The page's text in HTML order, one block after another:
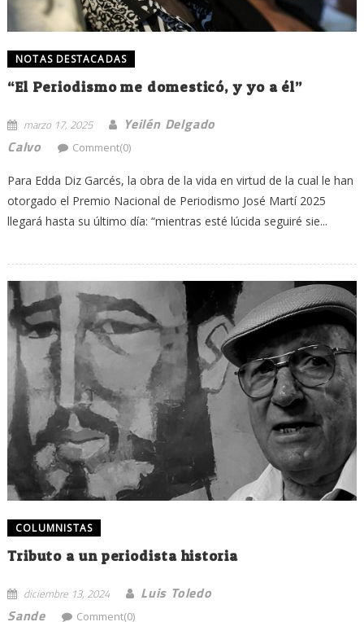
NOTAS DESTACADAS
“El Periodismo me domesticó, y yo a él”
marzo 17, 2025
Yeilén Delgado
Calvo
Comment(0)
Para Edda Diz Garcés, la obra de la vida en virtud de la cual le han
otorgado el Premio Nacional de Periodismo José Martí 2025
llegará hasta su último día: “mientras esté lúcida seguiré sie...
COLUMNISTAS
Tributo a un periodista historia
diciembre 13, 2024
Luis Toledo
Sande
Comment(0)